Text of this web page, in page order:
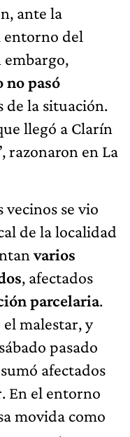
ante la
entorno del
embargo,
no pasó
de la situación.
llegó a Clarín
razonaron en La
vecinos se vio
de la localidad
varios
, afectados
parcelaria.
malestar, y
pasado
afectados
En el entorno
movida como